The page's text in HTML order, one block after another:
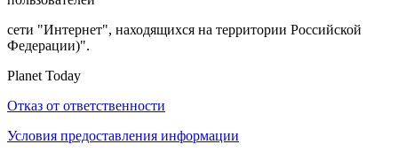
сети "Интернет", находящихся на территории Российской
Федерации)".
Planet Today
Отказ от ответственности
Условия предоставления информации